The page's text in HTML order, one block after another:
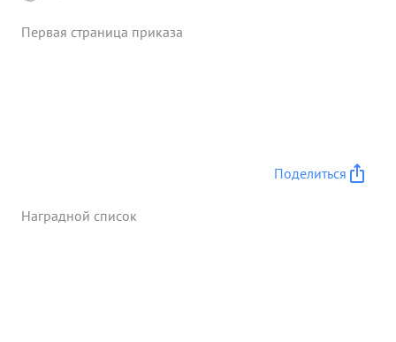
Первая страница приказа
Поделиться
Наградной список